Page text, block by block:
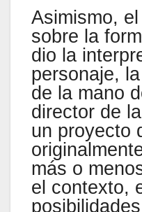
Asimismo,
sobre la
dio la
personaje,
de la mano
director de
un proyecto
más o
el contexto,